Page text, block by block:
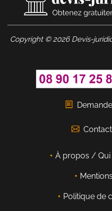
Copyright © 2026 Devis-
À propos /
Politique de